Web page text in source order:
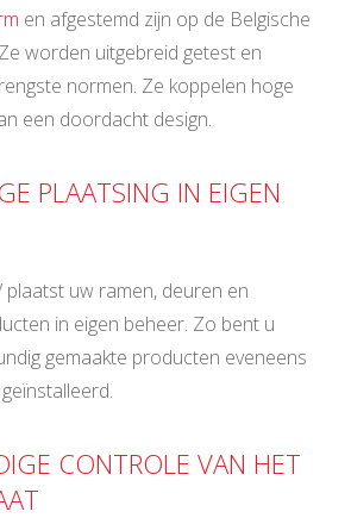
en afgestemd zijn op de Belgische
worden uitgebreid getest en
normen. Ze koppelen hoge
een doordacht design.
PLAATSING IN EIGEN
plaatst uw ramen, deuren en
in eigen beheer. Zo bent u
gemaakte producten eveneens
CONTROLE VAN HET